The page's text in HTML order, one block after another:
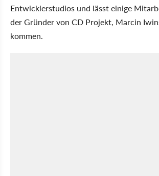
Entwicklerstudios und lässt einige
der Gründer von CD Projekt, Marcin
kommen.